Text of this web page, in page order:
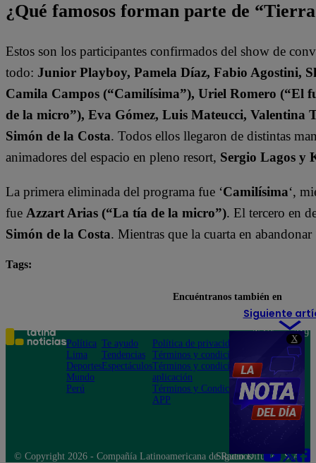
X
¿Qué famosos forman parte de
Estos son los participantes confirmados del show de
todo: Junior Playboy, Pamela Díaz, Fabio Agostini,
Camila Campos (“Camilísima”), Uriel Romero (“El
de la micro”), Eva Gómez, Luis Mateucci, Valentina
Simón de la Costa. Todos ellos llegaron de distintas
animadores del espacio en pleno resort, Sergio Lagos y
La primera eliminada del programa fue ‘Camilísima‘,
fue Azzart Arias (“La tía de la micro”). El tercero en
Simón de la Costa. Mientras que la cuarta en abandonar
Tags:
Siguiente
Encuéntranos también en
Política
Lima
Deportes
Mundo
Perú
Te ayudo
Tendencias
Espectáculos
Política de privacidad
Términos y condiciones
Términos y condiciones
aplicación
Términos y Condiciones
APP
Teléfono: 219
Av. San
Felipe 968
Jesús María
© Copyright 2026 - Compañía Latinoamericana de Radio Difusión S.A.
Síguenos